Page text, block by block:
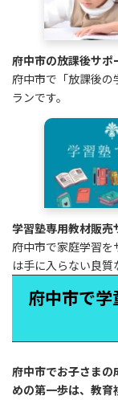
府中市の放課後サポ
府中市で「放課後
ランです。
学習塾専用教材販売
府中市で家庭学習を
は手に入らない良質
府中市で
府中市でお子さまの
めの第一歩は、教育